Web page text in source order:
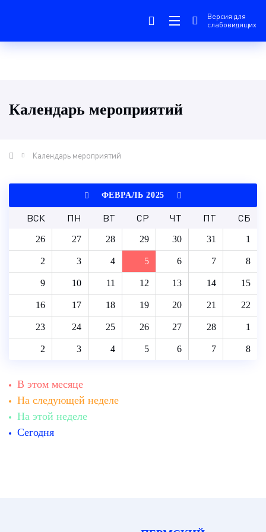
Версия для
слабовидящих
Календарь мероприятий
Календарь мероприятий
ФЕВРАЛЬ 2025
ВСК ПН ВТ СР ЧТ ПТ СБ
26 27 28 29 30 31 1
2 3 4 5 6 7 8
9 10 11 12 13 14 15
16 17 18 19 20 21 22
23 24 25 26 27 28 1
2 3 4 5 6 7 8
В этом месяце
На следующей неделе
На этой неделе
Сегодня